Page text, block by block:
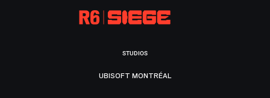
STUDIOS
UBISOFT MONTRÉAL